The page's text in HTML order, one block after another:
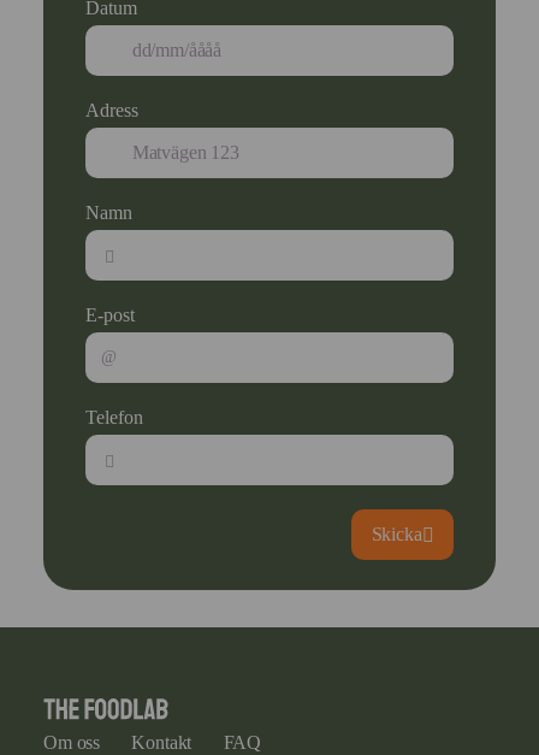
Datum
Adress
Namn
E-post
Telefon
Skicka
Om oss Kontakt FAQ